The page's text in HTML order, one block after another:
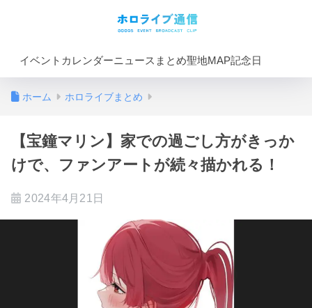
イベントカレンダーニュースまとめ聖地MAP記念日
ホーム ホロライブまとめ
【宝鐘マリン】家での過ごし方がきっか
けで、ファンアートが続々描かれる！
2024年4月21日